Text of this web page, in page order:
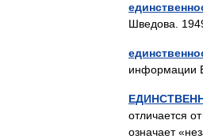
Шведова.
информации
отличается
означает